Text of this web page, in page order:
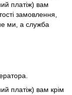
платіж) вам
замовлення,
ми, а служба
платіж) вам крім